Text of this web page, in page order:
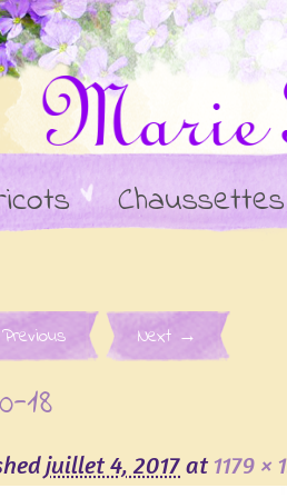
navigationNext →
18
juillet 4, 2017at 1179 ×